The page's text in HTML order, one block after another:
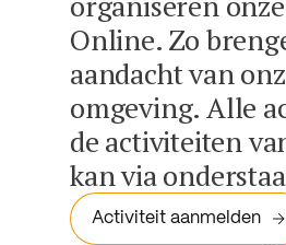
Online. Zo
aandacht van
omgeving. Alle
de activiteiten
kan via
Activiteit aanmelden